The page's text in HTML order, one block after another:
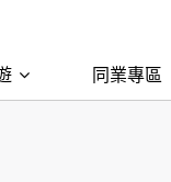
同業專區